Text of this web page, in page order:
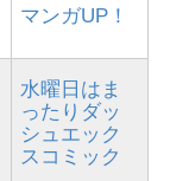
マンガUP！
水曜日はま
ったりダッ
シュエック
スコミック